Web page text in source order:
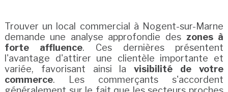
Trouver un local commercial à Nogent-sur-Marne
demande une analyse approfondie des zones à
forte affluence. Ces dernières présentent
l'avantage d'attirer une clientèle importante et
variée, favorisant ainsi lavisibilité de votre
commerce. Les commerçants s'accordent